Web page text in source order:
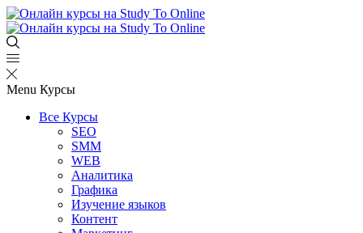
Menu Курсы
Все Курсы
SEO
SMM
WEB
Аналитика
Графика
Изучение языков
Контент